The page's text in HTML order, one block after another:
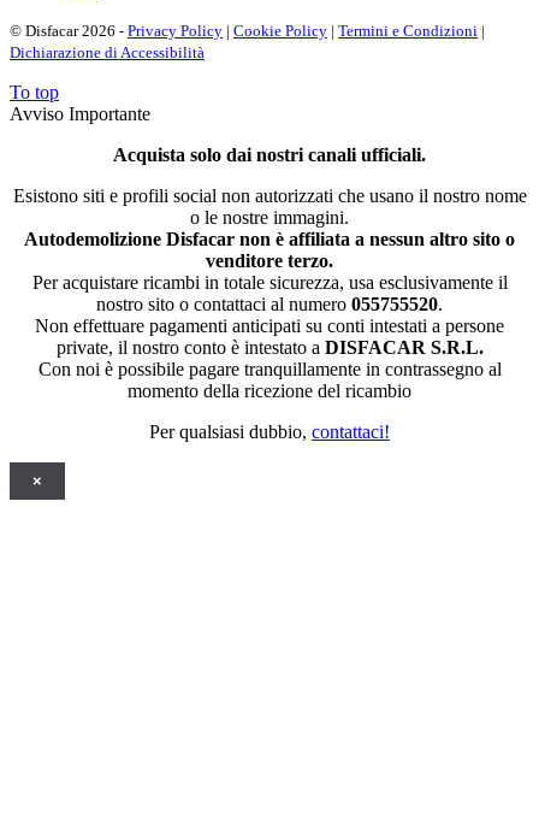
© Disfacar 2026 - Privacy Policy | Cookie Policy | Termini e Condizioni |
Dichiarazione di Accessibilità
To top
Avviso Importante
Acquista solo dai nostri canali ufficiali.
Esistono siti e profili social non autorizzati che usano il nostro nome
o le nostre immagini.
Autodemolizione Disfacar non è affiliata a nessun altro sito o
venditore terzo.
Per acquistare ricambi in totale sicurezza, usa esclusivamente il
nostro sito o contattaci al numero 055755520.
Non effettuare pagamenti anticipati su conti intestati a persone
private, il nostro conto è intestato a DISFACAR S.R.L.
Con noi è possibile pagare tranquillamente in contrassegno al
momento della ricezione del ricambio
Per qualsiasi dubbio, contattaci!
×